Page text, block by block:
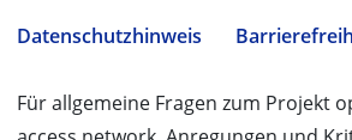
Datenschutzhinweis
Für allgemeine Fragen zum Projekt